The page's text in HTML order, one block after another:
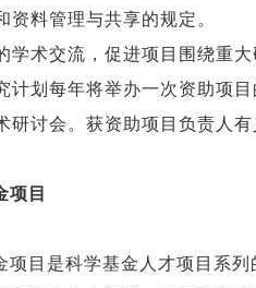
资料管理与共享的规定。
术交流，促进项目围绕重大
计划每年将举办一次资助项
研讨会。获资助项目负责人有
项目
项目是科学基金人才项目系